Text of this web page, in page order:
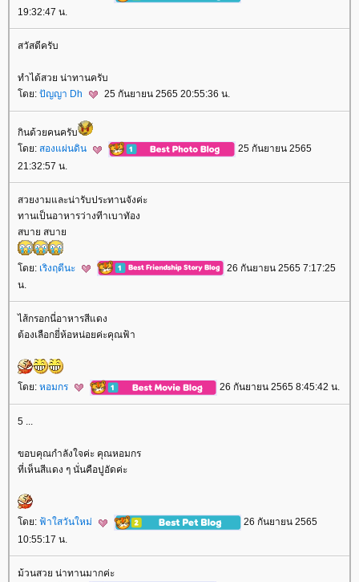
19:32:47 น.
สวัสดีครับ
ทำได้สวย น่าทานครับ
ดย: ปัญญา Dh 25 กันยายน 2565 20:55:36 น.
กินด้วยคนครับ
ดย: สองแผ่นดิน
25 กันยายน 2565
21:32:57 น.
สวยงามและน่ารับประทานจังค่ะ
ทานเป็นอาหารว่างทีาเบาทัอง
สบาย สบา
ดย: เริงฤดีนะ
26 กันยายน 2565 7:17:25
น.
ไส้กรอกนี่อาหารสีแดง
ต้องเลือกยี่ห้อหน่อยค่ะคุณฟ้า
ดย: หอมกร 26 กันยายน 2565 8:45:42 น.
5 ...
ขอบคุณกำลังใจค่ะ คุณหอมกร
ที่เห็นสีแดง ๆ นั่นคือปูอัดค่ะ
ดย: ฟ้าใสวันใหม่
26 กันยายน 2565
10:55:17 น.
ม้วนสวย น่าทานมากค่ะ